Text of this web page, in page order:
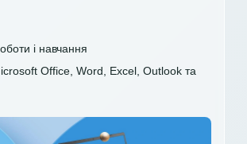
і навчання
Office, Word, Excel, Outlook та